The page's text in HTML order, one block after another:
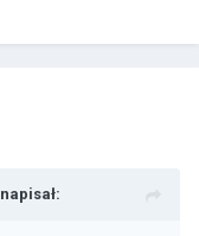
napisał: